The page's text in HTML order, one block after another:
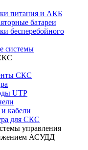
питания и АКБ
батареи
бесперебойного
системы
СКС
UTP
кабели
для СКС
управления
АСУДД